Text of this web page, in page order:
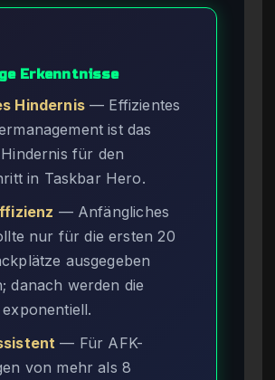
Erkenntnisse
Hindernis— Effizientes
ist das
für den
in Taskbar Hero.
— Anfängliches
nur für die ersten 20
ausgegeben
danach werden die
— Für AFK-
von mehr als 8